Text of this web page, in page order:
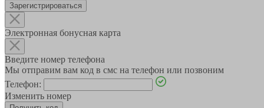
Зарегистрироваться
Электронная бонусная карта
Введите номер телефона
Мы отправим вам код в смс на телефон или позвоним
Телефон:
Изменить номер